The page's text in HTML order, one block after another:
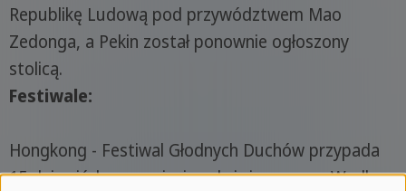
Republikę Ludową pod przywództwem Mao
Zedonga, a Pekin został ponownie ogłoszony
stolicą.
Festiwale:
Hongkong - Festiwal Głodnych Duchów przypada
15 dnia siódmego miesiąca księżycowego. Według